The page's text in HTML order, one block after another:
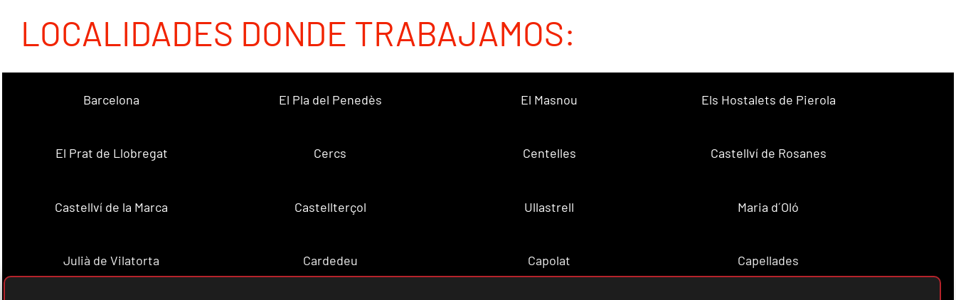
LOCALIDADES DONDE TRABAJAMOS:
Barcelona El Pla del Penedès El Masnou Els Hostalets de Pierola
El Prat de Llobregat Cercs Centelles Castellví de Rosanes
Castellví de la Marca Castellterçol Ullastrell Maria d´Oló
Julià de Vilatorta Cardedeu Capolat Capellades